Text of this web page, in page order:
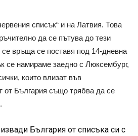
списък“ и на Латвия. Това
да се пътува до тези
връща се поставя под 14-дневна
се намираме заедно с Люксембург,
които влизат във
от България също трябва да се
България от списъка си с